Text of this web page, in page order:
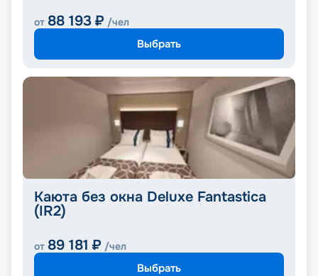
от 88 193 ₽ /чел
Выбрать
Каюта без окна Deluxe Fantastica
(IR2)
от 89 181 ₽ /чел
Выбрать